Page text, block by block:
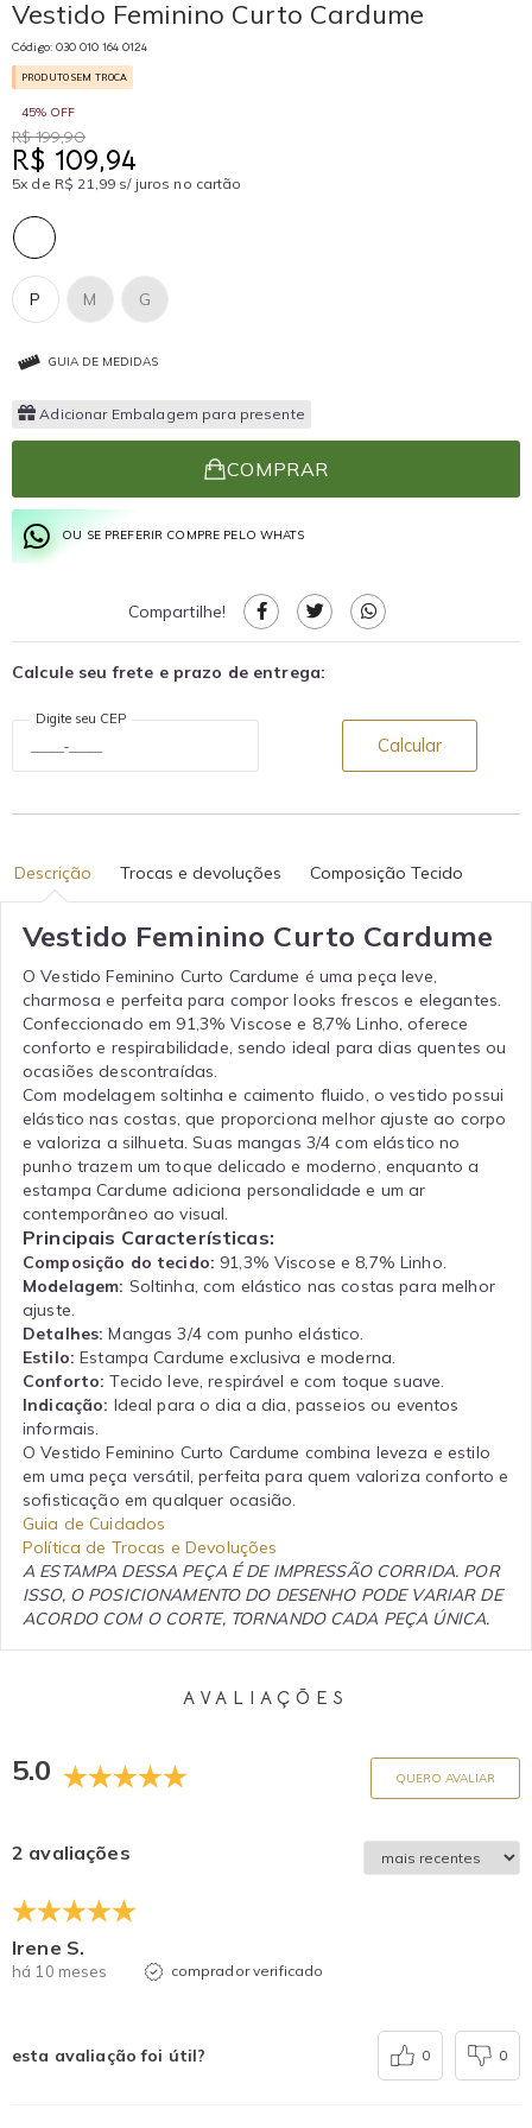
Vestido Feminino Curto Cardume
Código: 030 010 164 0124
PRODUTO SEM TROCA
45% OFF
R$ 199,90
R$ 109,94
5x de R$ 21,99 s/ juros no cartão
P G
M
GUIA DE MEDIDAS
Adicionar Embalagem para presente
COMPRAR
OU SE PREFERIR COMPRE PELO WHATS
Compartilhe!
Calcule seu frete e prazo de entrega:
Digite seu CEP
Calcular
Descrição Trocas e devoluções Composição Tecido
Vestido Feminino Curto Cardume
O Vestido Feminino Curto Cardume é uma peça leve,
charmosa e perfeita para compor looks frescos e elegantes.
Confeccionado em 91,3% Viscose e 8,7% Linho, oferece
conforto e respirabilidade, sendo ideal para dias quentes ou
ocasiões descontraídas.
Com modelagem soltinha e caimento fluido, o vestido possui
elástico nas costas, que proporciona melhor ajuste ao corpo
e valoriza a silhueta. Suas mangas 3/4 com elástico no
punho trazem um toque delicado e moderno, enquanto a
estampa Cardume adiciona personalidade e um ar
contemporâneo ao visual.
Principais Características:
Composição do tecido: 91,3% Viscose e 8,7% Linho.
Modelagem: Soltinha, com elástico nas costas para melhor
ajuste.
Detalhes: Mangas 3/4 com punho elástico.
Estilo: Estampa Cardume exclusiva e moderna.
Conforto: Tecido leve, respirável e com toque suave.
Indicação: Ideal para o dia a dia, passeios ou eventos
informais.
O Vestido Feminino Curto Cardume combina leveza e estilo
em uma peça versátil, perfeita para quem valoriza conforto e
sofisticação em qualquer ocasião.
Guia de Cuidados
Política de Trocas e Devoluções
A ESTAMPA DESSA PEÇA É DE IMPRESSÃO CORRIDA. POR
ISSO, O POSICIONAMENTO DO DESENHO PODE VARIAR DE
ACORDO COM O CORTE, TORNANDO CADA PEÇA ÚNICA.
AVALIAÇÕES
5.0 QUERO AVALIAR
2 avaliações
Irene S.
há 10 meses comprador verificado
esta avaliação foi útil? 0 0